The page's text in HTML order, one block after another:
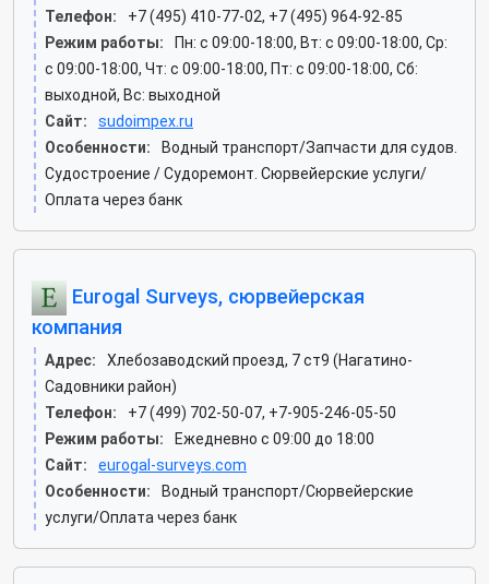
Телефон:
+7 (495) 410-77-02, +7 (495) 964-92-85
Режим работы:
Пн: c 09:00-18:00, Вт: c 09:00-18:00, Ср:
c 09:00-18:00, Чт: c 09:00-18:00, Пт: c 09:00-18:00, Сб:
выходной, Вс: выходной
Сайт:
sudoimpex.ru
Особенности:
Водный транспорт/Запчасти для судов.
Судостроение / Судоремонт. Сюрвейерские услуги/
Оплата через банк
Eurogal Surveys, сюрвейерская
компания
Адрес:
Хлебозаводский проезд, 7 ст9 (Нагатино-
Садовники район)
Телефон:
+7 (499) 702-50-07, +7-905-246-05-50
Режим работы:
Ежедневно с 09:00 до 18:00
Сайт:
eurogal-surveys.com
Особенности:
Водный транспорт/Сюрвейерские
услуги/Оплата через банк